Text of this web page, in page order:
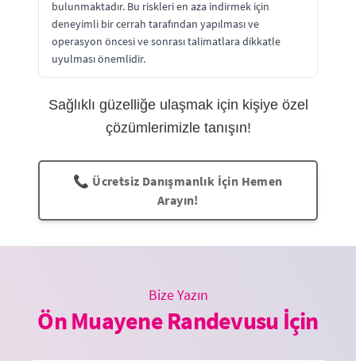
bulunmaktadır. Bu riskleri en aza indirmek için
deneyimli bir cerrah tarafından yapılması ve
operasyon öncesi ve sonrası talimatlara dikkatle
uyulması önemlidir.
Sağlıklı güzelliğe ulaşmak için kişiye özel
çözümlerimizle tanışın!
📞 Ücretsiz Danışmanlık İçin Hemen
Arayın!
Bize Yazın
Ön Muayene Randevusu İçin